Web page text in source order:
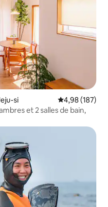
si Évaluation
4,98 (187)
et 2 salles de bain,
appréciés